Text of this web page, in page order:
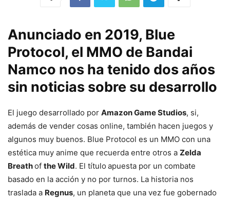
Anunciado en 2019, Blue
Protocol, el MMO de Bandai
Namco nos ha tenido dos años
sin noticias sobre su desarrollo
El juego desarrollado por Amazon Game Studios, si,
además de vender cosas online, también hacen juegos y
algunos muy buenos. Blue Protocol es un MMO con una
estética muy anime que recuerda entre otros a Zelda
Breathof the Wild. El título apuesta por un combate
basado en la acción y no por turnos. La historia nos
traslada a Regnus, un planeta que una vez fue gobernado